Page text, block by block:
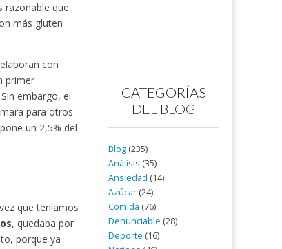
razonable que
más gluten
con
primer
embargo, el
para otros
un 2,5% del
que teníamos
, quedaba por
porque ya
CATEGORÍAS
DEL BLOG
Blog (235)
Análisis (35)
Ansiedad (14)
Azúcar (24)
Comida (76)
Denunciable (28)
Deporte (16)